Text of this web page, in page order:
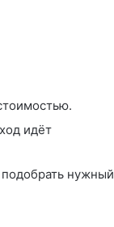
идёт
нужный